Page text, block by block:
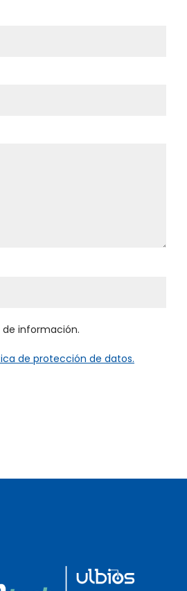
información.
de protección de datos.